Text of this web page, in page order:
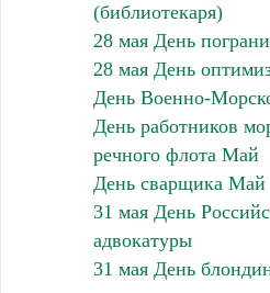
(библиотекаря)
28 мая День
28 мая День
День Военно-
День работников
речного флота Май
День сварщика Май
31 мая День
адвокатуры
31 мая День